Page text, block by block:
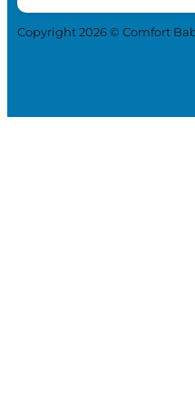
Copyright 2026 © Comfort